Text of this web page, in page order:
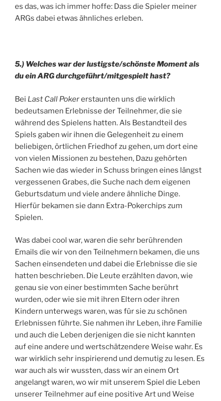
es das, was ich immer hoffe: Dass die Spieler meiner
ARGs dabei etwas ähnliches erleben.
5.) Welches war der lustigste/schönste Moment als
du ein ARG durchgeführt/mitgespielt hast?
Bei Last Call Pokererstaunten uns die wirklich
bedeutsamen Erlebnisse der Teilnehmer, die sie
während des Spielens hatten. Als Bestandteil des
Spiels gaben wir ihnen die Gelegenheit zu einem
beliebigen, örtlichen Friedhof zu gehen, um dort eine
von vielen Missionen zu bestehen, Dazu gehörten
Sachen wie das wieder in Schuss bringen eines längst
vergessenen Grabes, die Suche nach dem eigenen
Geburtsdatum und viele andere ähnliche Dinge.
Hierfür bekamen sie dann Extra-Pokerchips zum
Spielen.
Was dabei cool war, waren die sehr berührenden
Emails die wir von den Teilnehmern bekamen, die uns
Sachen einsendeten und dabei die Erlebnisse die sie
hatten beschrieben. Die Leute erzählten davon, wie
genau sie von einer bestimmten Sache berührt
wurden, oder wie sie mit ihren Eltern oder ihren
Kindern unterwegs waren, was für sie zu schönen
Erlebnissen führte. Sie nahmen ihr Leben, ihre Familie
und auch die Leben derjenigen die sie nicht kannten
auf eine andere und wertschätzendere Weise wahr. Es
war wirklich sehr inspirierend und demutig zu lesen. Es
war auch als wir wussten, dass wir an einem Ort
angelangt waren, wo wir mit unserem Spiel die Leben
unserer Teilnehmer auf eine positive Art und Weise